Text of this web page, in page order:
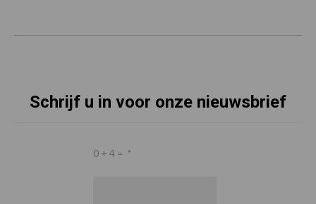
Schrijf u in voor onze nieuwsbrief
0 + 4 = *